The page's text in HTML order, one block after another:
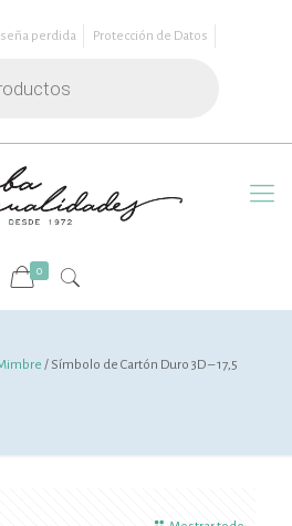
perdida
Protección de Datos
0
/ Símbolo de Cartón Duro 3D – 17,5